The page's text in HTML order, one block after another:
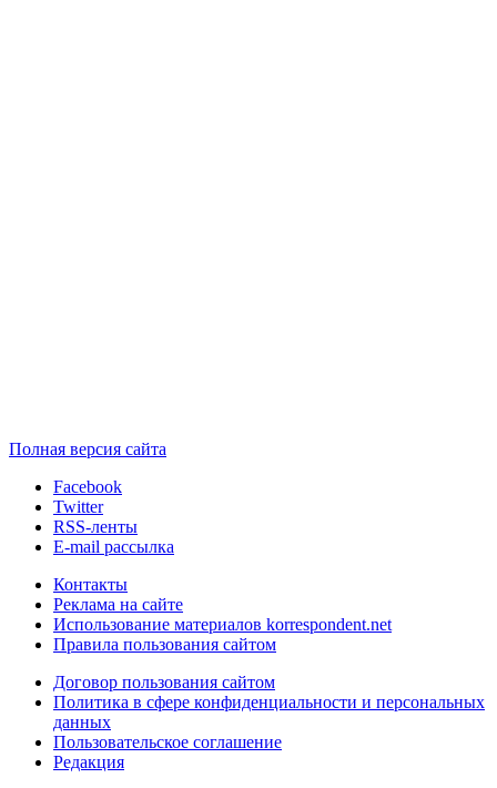
Полная версия сайта
Facebook
Twitter
RSS-ленты
E-mail рассылка
Контакты
Реклама на сайте
Использование материалов korrespondent.net
Правила пользования сайтом
Договор пользования сайтом
Политика в сфере конфиденциальности и персональных
данных
Пользовательское соглашение
Редакция